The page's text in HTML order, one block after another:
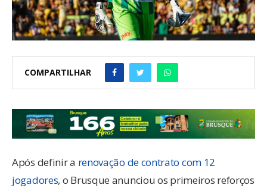
COMPARTILHAR
Após definir a renovação de contrato com 12
jogadores, o Brusque anunciou os primeiros reforços